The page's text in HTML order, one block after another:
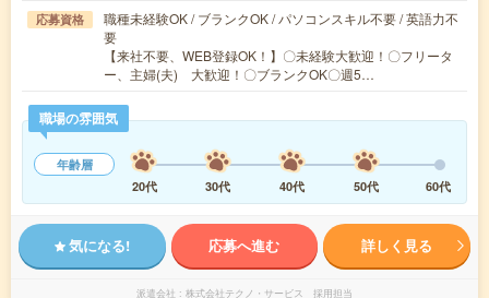
応募資格
職種未経験OK / ブランクOK / パソコンスキル不要 / 英語力不
要
【来社不要、WEB登録OK！】〇未経験大歓迎！〇フリータ
ー、主婦(夫) 大歓迎！〇ブランクOK〇週5…
職場の雰囲気
年齢層
20代
30代 40代 50代 60代
気になる! 応募へ進む 詳しく見る
派遣会社 株式会社テクノ・サービス 採用担当